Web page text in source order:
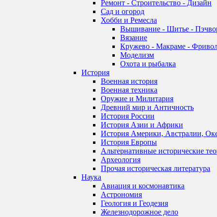
Ремонт - Строительство - Дизайн
Сад и огород
Хобби и Ремесла
Вышивание - Шитье -
Вязание
Кружево - Макраме -
Моделизм
Охота и рыбалка
История
Военная история
Военная техника
Оружие и Милитария
Древний мир и Античность
История России
История Азии и Африки
История Америки, Австралии,
История Европы
Альтернативные исторические
Археология
Прочая историческая литература
Наука
Авиация и космонавтика
Астрономия
Геология и Геодезия
Железнодорожное дело